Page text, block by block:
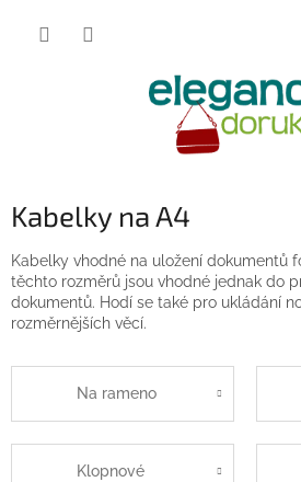
Kabelky na A4
Kabelky vhodné na uložení dokumentů
těchto rozměrů jsou vhodné jednak do
dokumentů. Hodí se také pro ukládání
rozměrnějších věcí.
Na rameno
Klopnové